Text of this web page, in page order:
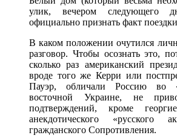
улик, вечером следующего
официально признать факт
В каком положении очутился
разговор. Чтобы осознать это,
сколько раз американский
вроде того же Керри или
Пауэр, обличали Россию во
восточной Украине, не
подтверждений, кроме
анекдотического «русского
гражданского Сопротивления.